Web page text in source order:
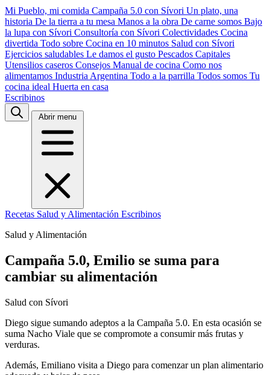
Mi Pueblo, mi comida Campaña 5.0 con Sívori Un plato, una
historia De la tierra a tu mesa Manos a la obra De carne somos Bajo
la lupa con Sívori Consultoría con Sívori Colectividades Cocina
divertida Todo sobre Cocina en 10 minutos Salud con Sívori
Ejercicios saludables Le damos el gusto Pescados Capitales
Utensilios caseros Consejos Manual de cocina Como nos
alimentamos Industria Argentina Todo a la parrilla Todos somos Tu
cocina ideal Huerta en casa
Escribinos
Abrir menu
Recetas Salud y Alimentación Escribinos
Salud y Alimentación
Campaña 5.0, Emilio se suma para
cambiar su alimentación
Salud con Sívori
Diego sigue sumando adeptos a la Campaña 5.0. En esta ocasión se
suma Nacho Viale que se compromote a consumir más frutas y
verduras.
Además, Emiliano visita a Diego para comenzar un plan alimentario